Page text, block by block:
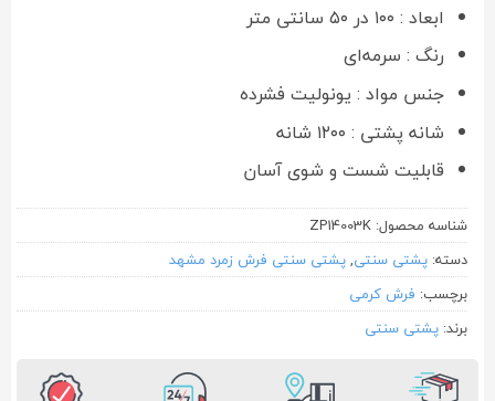
ابعاد : ۱۰۰ در ۵۰ سانتی متر
رنگ : سرمه‌ای
جنس مواد : یونولیت فشرده
شانه پشتی : ۱۲۰۰ شانه
قابلیت شست و شوی آسان
شناسه محصول: ZP14003K
دسته: پشتی سنتی,پشتی سنتی فرش زمرد مشهد
برچسب: فرش کرمی
برند: پشتی سنتی